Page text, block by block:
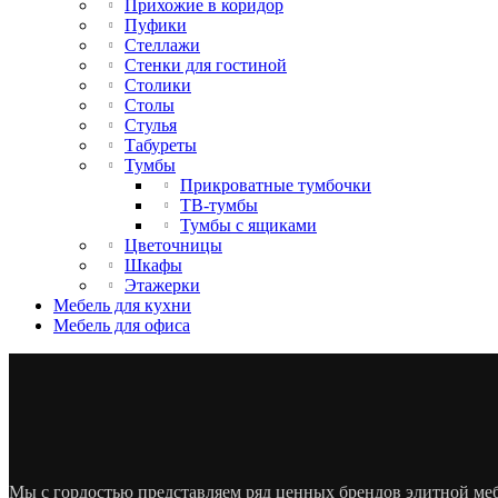
Прихожие в коридор
Пуфики
Стеллажи
Стенки для гостиной
Столики
Столы
Стулья
Табуреты
Тумбы
Прикроватные тумбочки
ТВ-тумбы
Тумбы с ящиками
Цветочницы
Шкафы
Этажерки
Мебель для кухни
Мебель для офиса
Мы с гордостью представляем ряд ценных брендов элитной